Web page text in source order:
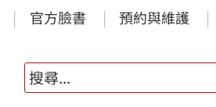
官方臉書 預約與維護